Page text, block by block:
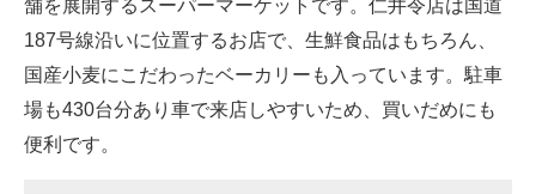
舗を展開するスーパーマーケットです。仁井令店は国道
187号線沿いに位置するお店で、生鮮食品はもちろん、
国産小麦にこだわったベーカリーも入っています。駐車
場も430台分あり車で来店しやすいため、買いだめにも
便利です。